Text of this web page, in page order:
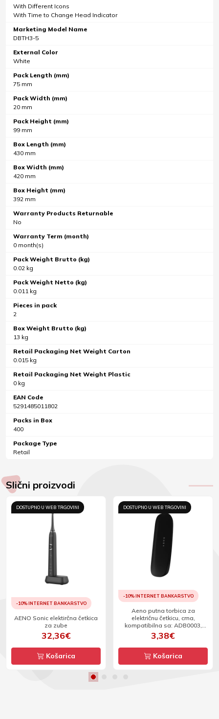
With Different Icons
With Time to Change Head Indicator
Marketing Model Name
DBTH3-5
External Color
White
Pack Length (mm)
75 mm
Pack Width (mm)
20 mm
Pack Height (mm)
99 mm
Box Length (mm)
430 mm
Box Width (mm)
420 mm
Box Height (mm)
392 mm
Warranty Products Returnable
No
Warranty Term (month)
0 month(s)
Pack Weight Brutto (kg)
0.02 kg
Pack Weight Netto (kg)
0.011 kg
Pieces in pack
2
Box Weight Brutto (kg)
13 kg
Retail Packaging Net Weight Carton
0.015 kg
Retail Packaging Net Weight Plastic
0 kg
EAN Code
5291485011802
Packs in Box
400
Package Type
Retail
Slični proizvodi
DOSTUPNO U WEB TRGOVINI
-10% INTERNET BANKARSTVO
AENO Sonic elektirčna četkica
za zube
32,36€
Košarica
DOSTUPNO U WEB TRGOVINI
-10% INTERNET BANKARSTVO
Aeno putna torbica za
električnu četkicu, crna,
kompatibilna sa: ADB0003,
ADB0004, ADB0005, ADB0006
3,38€
Košarica